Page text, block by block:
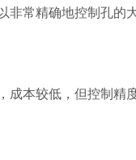
常精确地控制孔的
本较低，但控制精度